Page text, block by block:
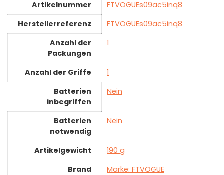
Artikelnummer
‎FTVOGUEs09ac5inq8
Herstellerreferenz
‎FTVOGUEs09ac5inq8
Anzahl der
Packungen
‎1
Anzahl der Griffe
‎1
Batterien
inbegriffen
‎Nein
Batterien
notwendig
‎Nein
Artikelgewicht
‎190 g
Brand
Marke: FTVOGUE